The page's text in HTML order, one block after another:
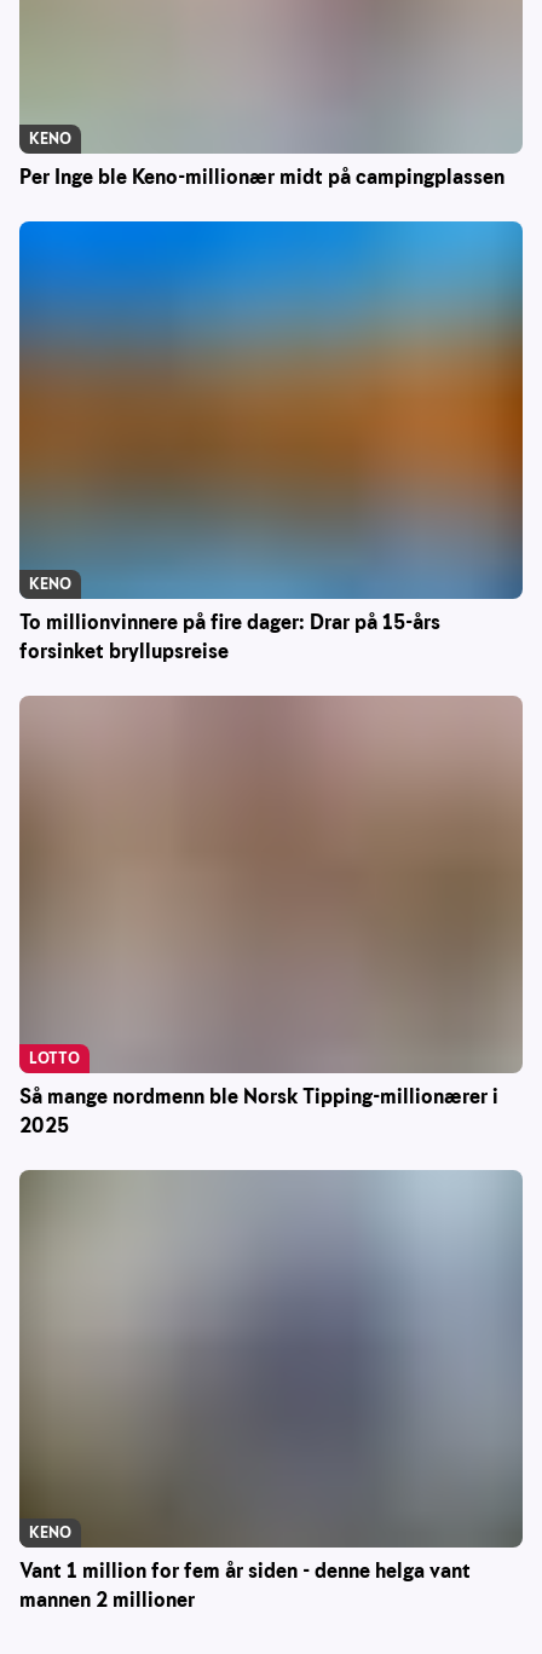
Per Inge ble Keno-millionær midt på campingplassen
KENO
To millionvinnere på fire dager: Drar på 15-års
forsinket bryllupsreise
KENO
Så mange nordmenn ble Norsk Tipping-millionærer i
2025
LOTTO
Vant 1 million for fem år siden - denne helga vant
mannen 2 millioner
KENO